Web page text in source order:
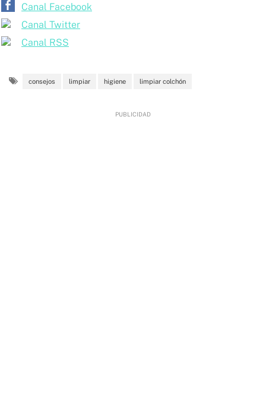
Canal Facebook
Canal Twitter
Canal RSS
consejos limpiar higiene limpiar colchón